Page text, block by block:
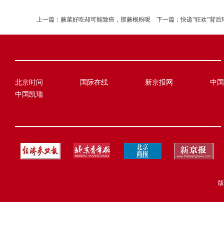
上一篇： 蕨菜好吃却可能致癌，那蕨根粉呢下一篇：快递“狂欢”背
北京时间 国际在线 新京报网
中
中国凯瑞